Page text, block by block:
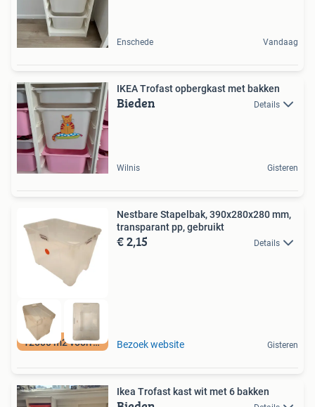
Enschede Vandaag
IKEA Trofast opbergkast met bakken
Bieden Details
Wilnis Gisteren
12500 m2 voorraad
Nestbare Stapelbak, 390x280x280 mm,
transparant pp, gebruikt
€ 2,15 Details
Bezoek website Gisteren
Ikea Trofast kast wit met 6 bakken